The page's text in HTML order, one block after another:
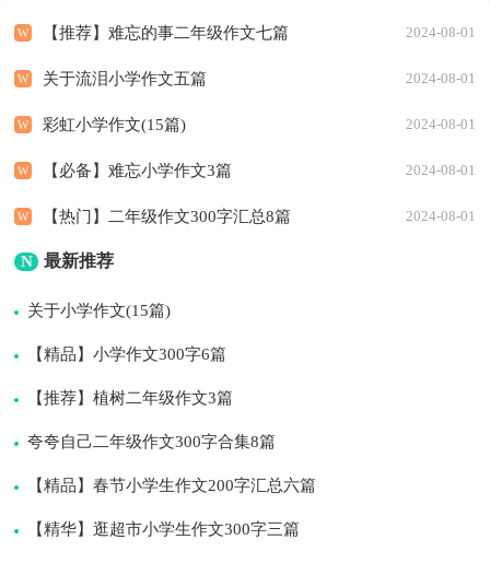
【推荐】难忘的事二年级作文七篇 2024-08-01
关于流泪小学作文五篇 2024-08-01
彩虹小学作文(15篇) 2024-08-01
【必备】难忘小学作文3篇 2024-08-01
【热门】二年级作文300字汇总8篇 2024-08-01
N 最新推荐
关于小学作文(15篇)
【精品】小学作文300字6篇
【推荐】植树二年级作文3篇
夸夸自己二年级作文300字合集8篇
【精品】春节小学生作文200字汇总六篇
【精华】逛超市小学生作文300字三篇